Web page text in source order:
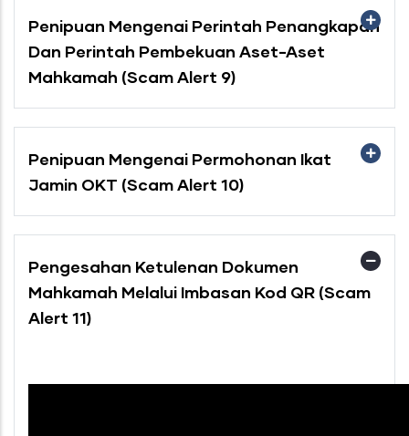
Penipuan Mengenai Perintah Penangkapan
Dan Perintah Pembekuan Aset-Aset
Mahkamah (Scam Alert 9)
Penipuan Mengenai Permohonan Ikat
Jamin OKT (Scam Alert 10)
Pengesahan Ketulenan Dokumen
Mahkamah Melalui Imbasan Kod QR (Scam
Alert 11)